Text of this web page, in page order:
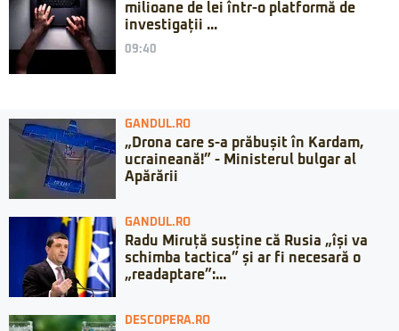
milioane de lei într-o platformă de
investigații ...
09:40
GANDUL.RO
„Drona care s-a prăbușit în Kardam,
ucraineană!” - Ministerul bulgar al
Apărării
GANDUL.RO
Radu Miruță susține că Rusia „își va
schimba tactica” și ar fi necesară o
„readaptare”:...
DESCOPERA.RO